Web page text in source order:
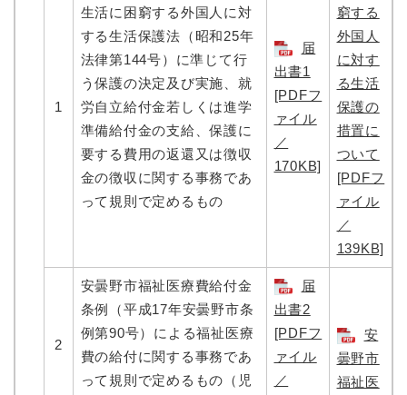
1
生活に困窮する外国人に対
する生活保護法（昭和25年
法律第144号）に準じて行
う保護の決定及び実施、就
労自立給付金若しくは進学
準備給付金の支給、保護に
要する費用の返還又は徴収
金の徴収に関する事務であ
って規則で定めるもの
届
出書1
[PDFフ
ァイル
／
170KB]
窮する
外国人
に対す
る生活
保護の
措置に
ついて
[PDFフ
ァイル
／
139KB]
2
安曇野市福祉医療費給付金
条例（平成17年安曇野市条
例第90号）による福祉医療
費の給付に関する事務であ
って規則で定めるもの（児
届
出書2
[PDFフ
ァイル
／
安
曇野市
福祉医